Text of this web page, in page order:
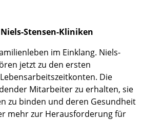
Stensen-Kliniken
im Einklang. Niels-
jetzt zu den ersten
Die
Mitarbeiter zu erhalten, sie
zu binden und deren Gesundheit
mehr zur Herausforderung für